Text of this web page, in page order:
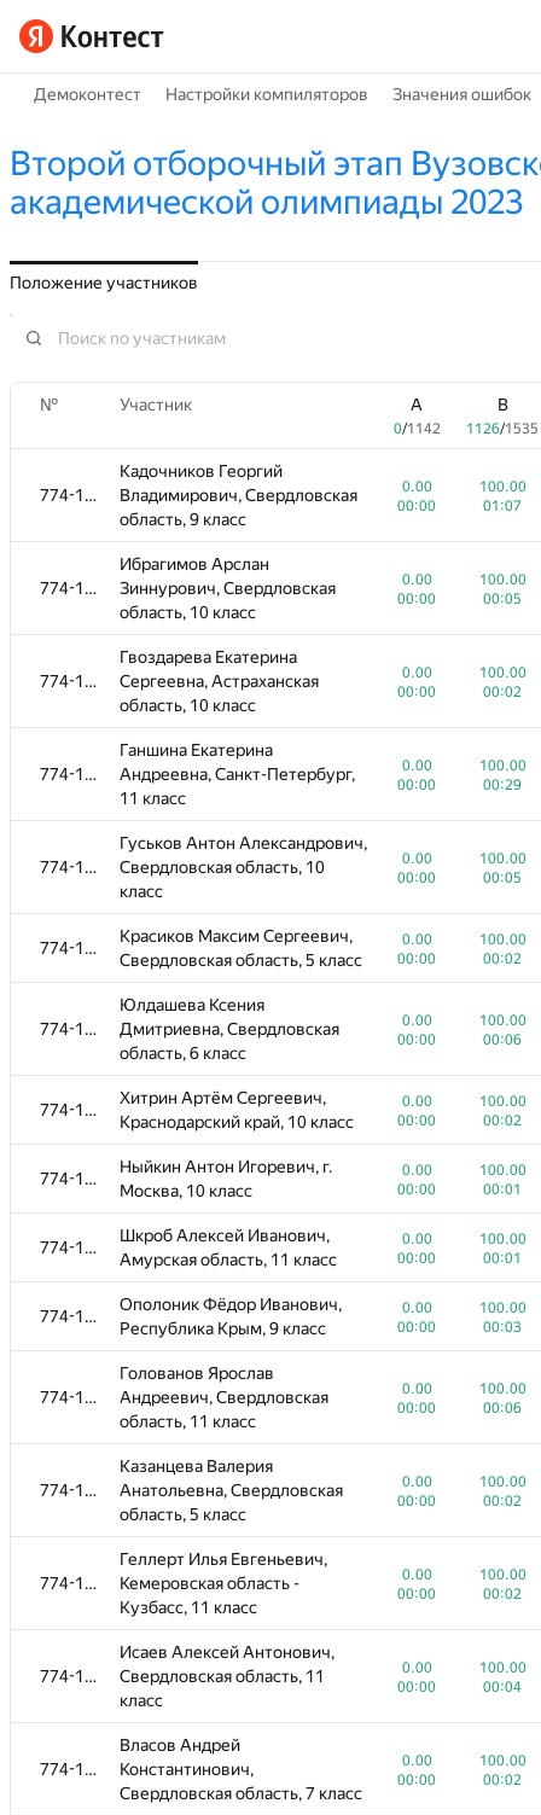
Демоконтест Настройки компиляторов Значения ошибок
Второй отборочный этап
академической олимпиады 2023
Положение участников
№ Участник A
0/1142
B
1126/1535
774-1096
Кадочников Георгий
Владимирович, Свердловская
область, 9 класс
0.00
00:00
100.00
01:07
774-1096
Ибрагимов Арслан
Зиннурович, Свердловская
область, 10 класс
0.00
00:00
100.00
00:05
774-1096
Гвоздарева Екатерина
Сергеевна, Астраханская
область, 10 класс
0.00
00:00
100.00
00:02
774-1096
Ганшина Екатерина
Андреевна, Санкт-Петербург,
11 класс
0.00
00:00
100.00
00:29
774-1096
Гуськов Антон Александрович,
Свердловская область, 10
класс
0.00
00:00
100.00
00:05
774-1096
Красиков Максим Сергеевич,
Свердловская область, 5 класс
0.00
00:00
100.00
00:02
774-1096
Юлдашева Ксения
Дмитриевна, Свердловская
область, 6 класс
0.00
00:00
100.00
00:06
774-1096
Хитрин Артём Сергеевич,
Краснодарский край, 10 класс
0.00
00:00
100.00
00:02
774-1096
Ныйкин Антон Игоревич, г.
Москва, 10 класс
0.00
00:00
100.00
00:01
774-1096
Шкроб Алексей Иванович,
Амурская область, 11 класс
0.00
00:00
100.00
00:01
774-1096
Ополоник Фёдор Иванович,
Республика Крым, 9 класс
0.00
00:00
100.00
00:03
774-1096
Голованов Ярослав
Андреевич, Свердловская
область, 11 класс
0.00
00:00
100.00
00:06
774-1096
Казанцева Валерия
Анатольевна, Свердловская
область, 5 класс
0.00
00:00
100.00
00:02
774-1096
Геллерт Илья Евгеньевич,
Кемеровская область -
Кузбасс, 11 класс
0.00
00:00
100.00
00:02
774-1096
Исаев Алексей Антонович,
Свердловская область, 11
класс
0.00
00:00
100.00
00:04
774-1096
Власов Андрей
Константинович,
Свердловская область, 7 класс
0.00
00:00
100.00
00:02